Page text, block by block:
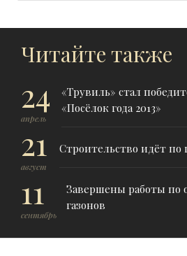
Читайте также
24
апрель
«Трувиль» стал
«Посёлок года 2013»
21
август
Строительство идёт по
11
сентябрь
Завершены работы по
газонов